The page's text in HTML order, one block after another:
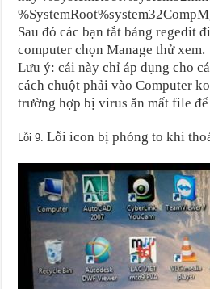
Sau đó các bạn tắt bảng regedit
computer chọn Manage thử xem.
Lưu ý: cái này chỉ áp dụng cho
cách chuột phải vào Computer
trường hợp bị virus ăn mất file
Lỗi 9: Lỗi icon bị phóng to khi